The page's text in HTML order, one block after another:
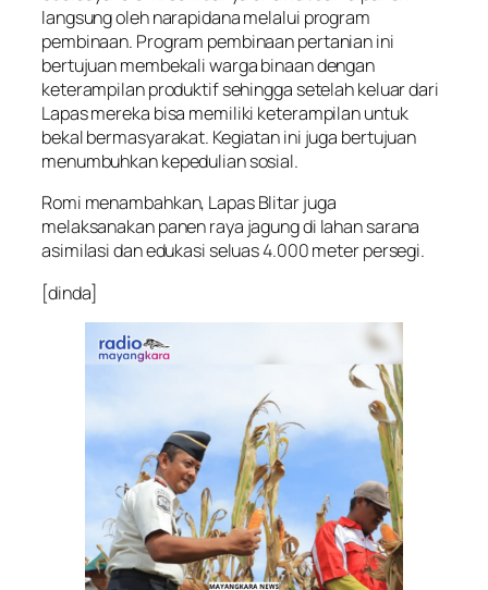
langsung oleh narapidana melalui program
pembinaan. Program pembinaan pertanian ini
bertujuan membekali warga binaan dengan
keterampilan produktif sehingga setelah keluar dari
Lapas mereka bisa memiliki keterampilan untuk
bekal bermasyarakat. Kegiatan ini juga bertujuan
menumbuhkan kepedulian sosial.
Romi menambahkan, Lapas Blitar juga
melaksanakan panen raya jagung di lahan sarana
asimilasi dan edukasi seluas 4.000 meter persegi.
[dinda]